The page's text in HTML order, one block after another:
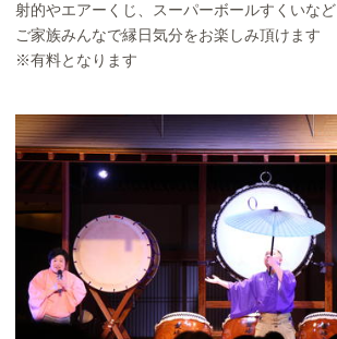
射的やエアーくじ、スーパーボールすくいなど
ご家族みんなで縁日気分をお楽しみ頂けます
※有料となります